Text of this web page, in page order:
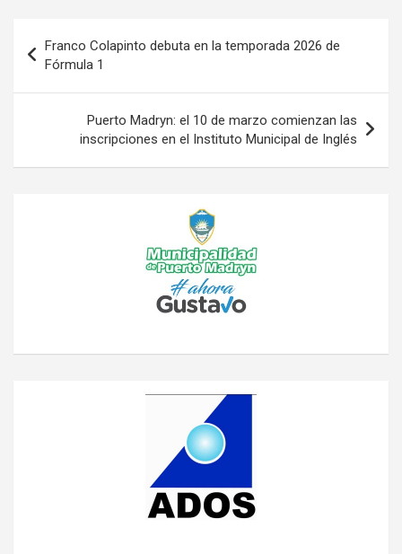
de
entradas
Franco Colapinto debuta en la temporada 2026 de
Fórmula 1
Puerto Madryn: el 10 de marzo comienzan las
inscripciones en el Instituto Municipal de Inglés